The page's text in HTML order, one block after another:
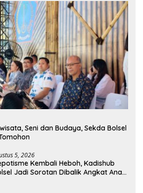
Seni dan Budaya, Sekda Bolsel
5, 2026
Kembali Heboh, Kadishub
Jadi Sorotan Dibalik Angkat Anak